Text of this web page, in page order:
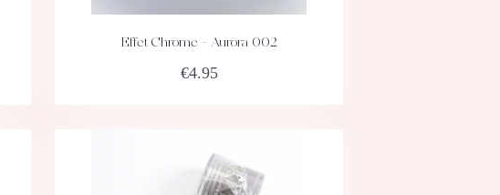
ACHETEZ DÉTAILS
Effet Chrome – Aurora 002
€4.95